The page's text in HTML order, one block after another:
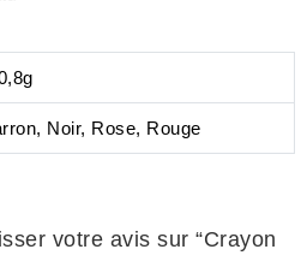
Noir, Rose, Rouge
votre avis sur “Crayon